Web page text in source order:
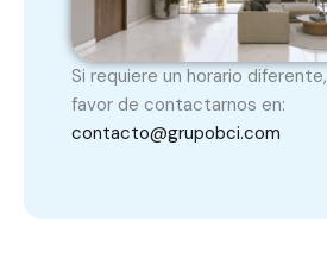
Si requiere un horario diferente,
favor de contactarnos en:
contacto@grupobci.com